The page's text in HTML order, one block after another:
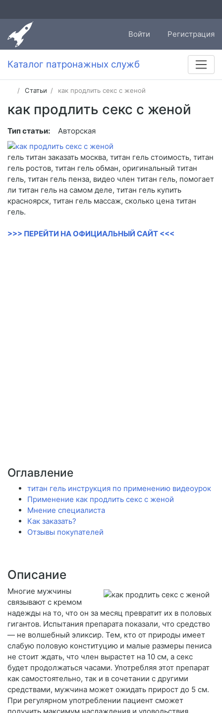
Войти Регистрация
Каталог патронажных служб
Статьи как продлить секс с женой
как продлить секс с женой
Тип статьи: Авторская
гель титан заказать москва, титан гель стоимость, титан
гель ростов, титан гель обман, оригинальный титан
гель, титан гель пенза, видео член титан гель, помогает
ли титан гель на самом деле, титан гель купить
красноярск, титан гель массаж, сколько цена титан
гель.
>>> ПЕРЕЙТИ НА ОФИЦИАЛЬНЫЙ САЙТ <<<
Оглавление
титан гель инструкция по применению видеоурок
Применение как продлить секс с женой
Мнение специалиста
Как заказать?
Отзывы покупателей
Описание
Многие мужчины
связывают с кремом
надежды на то, что он за месяц превратит их в половых
гигантов. Испытания препарата показали, что средство
— не волшебный эликсир. Тем, кто от природы имеет
слабую половую конституцию и малые размеры пениса
не стоит ждать, что член вырастет на 10 см, а секс
будет продолжаться часами. Употребляя этот препарат
как самостоятельно, так и в сочетании с другими
средствами, мужчина может ожидать прирост до 5 см.
При регулярном употреблении пациент сможет